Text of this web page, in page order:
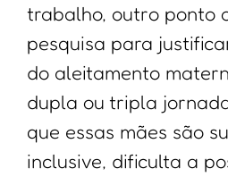
trabalho, outro ponto
pesquisa para
do aleitamento
dupla ou tripla
que essas mães são
inclusive, dificulta a